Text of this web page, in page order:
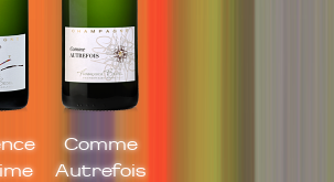
Comme
Autrefois